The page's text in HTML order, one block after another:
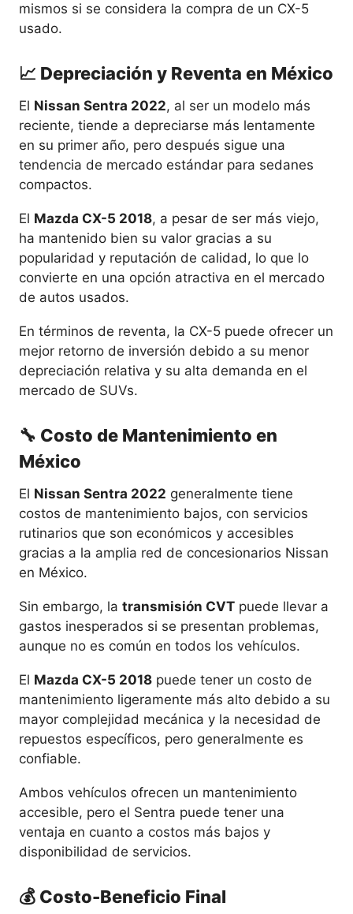
mismos si se considera la compra de un CX-5
usado.
📈 Depreciación y Reventa en México
El Nissan Sentra 2022, al ser un modelo más
reciente, tiende a depreciarse más lentamente
en su primer año, pero después sigue una
tendencia de mercado estándar para sedanes
compactos.
El Mazda CX-5 2018, a pesar de ser más viejo,
ha mantenido bien su valor gracias a su
popularidad y reputación de calidad, lo que lo
convierte en una opción atractiva en el mercado
de autos usados.
En términos de reventa, la CX-5 puede ofrecer un
mejor retorno de inversión debido a su menor
depreciación relativa y su alta demanda en el
mercado de SUVs.
🔧 Costo de Mantenimiento en
México
El Nissan Sentra 2022 generalmente tiene
costos de mantenimiento bajos, con servicios
rutinarios que son económicos y accesibles
gracias a la amplia red de concesionarios Nissan
en México.
Sin embargo, la transmisión CVT puede llevar a
gastos inesperados si se presentan problemas,
aunque no es común en todos los vehículos.
El Mazda CX-5 2018 puede tener un costo de
mantenimiento ligeramente más alto debido a su
mayor complejidad mecánica y la necesidad de
repuestos específicos, pero generalmente es
confiable.
Ambos vehículos ofrecen un mantenimiento
accesible, pero el Sentra puede tener una
ventaja en cuanto a costos más bajos y
disponibilidad de servicios.
💰 Costo-Beneficio Final